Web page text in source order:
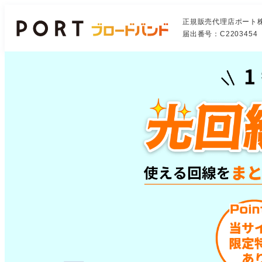
正規販売代理店ポート
届出番号：C2203454